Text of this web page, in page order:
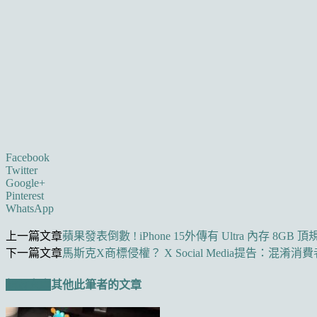
Facebook
Twitter
Google+
Pinterest
WhatsApp
上一篇文章蘋果發表倒數 ! iPhone 15外傳有 Ultra 內存 8GB 頂
下一篇文章馬斯克X商標侵權？ X Social Media提告：混淆消費
其他此筆者的文章